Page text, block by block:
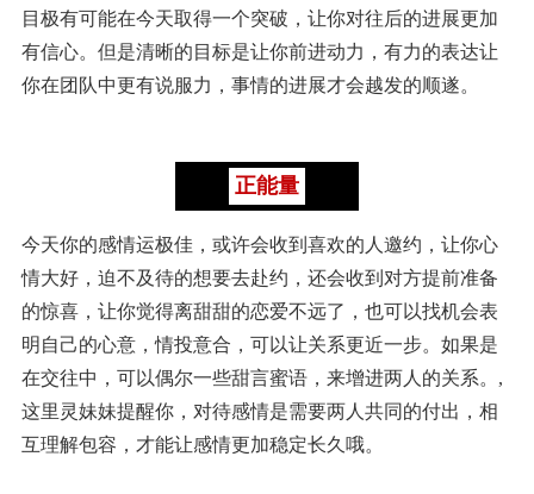
目极有可能在今天取得一个突破，让你对往后的进展更加
有信心。但是清晰的目标是让你前进动力，有力的表达让
你在团队中更有说服力，事情的进展才会越发的顺遂。
正能量
今天你的感情运极佳，或许会收到喜欢的人邀约，让你心
情大好，迫不及待的想要去赴约，还会收到对方提前准备
的惊喜，让你觉得离甜甜的恋爱不远了，也可以找机会表
明自己的心意，情投意合，可以让关系更近一步。如果是
在交往中，可以偶尔一些甜言蜜语，来增进两人的关系。,
这里灵妹妹提醒你，对待感情是需要两人共同的付出，相
互理解包容，才能让感情更加稳定长久哦。